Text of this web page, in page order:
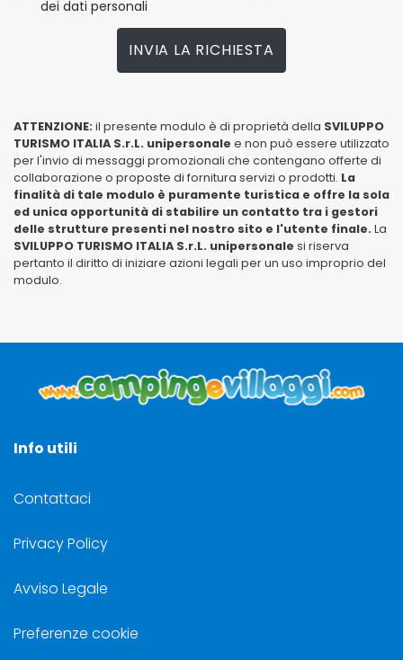
dei dati personali
INVIA LA RICHIESTA
ATTENZIONE: il presente modulo è di proprietà della SVILUPPO
TURISMO ITALIA S.r.L. unipersonale e non può essere utilizzato
per l'invio di messaggi promozionali che contengano offerte di
collaborazione o proposte di fornitura servizi o prodotti. La
finalità di tale modulo è puramente turistica e offre la sola
ed unica opportunità di stabilire un contatto tra i gestori
delle strutture presenti nel nostro sito e l'utente finale. La
SVILUPPO TURISMO ITALIA S.r.L. unipersonale si riserva
pertanto il diritto di iniziare azioni legali per un uso improprio del
modulo.
Info utili
Contattaci
Privacy Policy
Avviso Legale
Preferenze cookie